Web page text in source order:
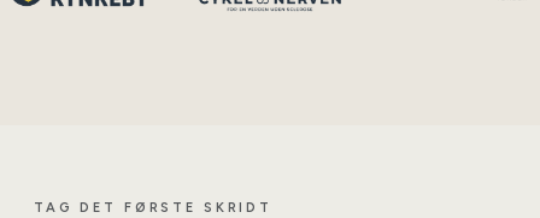
TAG DET FØRSTE SKRIDT